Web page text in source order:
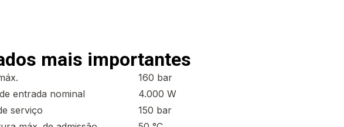
mais importantes
160 bar
entrada nominal
4.000 W
serviço
150 bar